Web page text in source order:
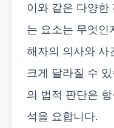
이와 같은 다양한
는 요소는 무엇인
해자의 의사와 사
크게 달라질 수
의 법적 판단은
석을 요합니다.